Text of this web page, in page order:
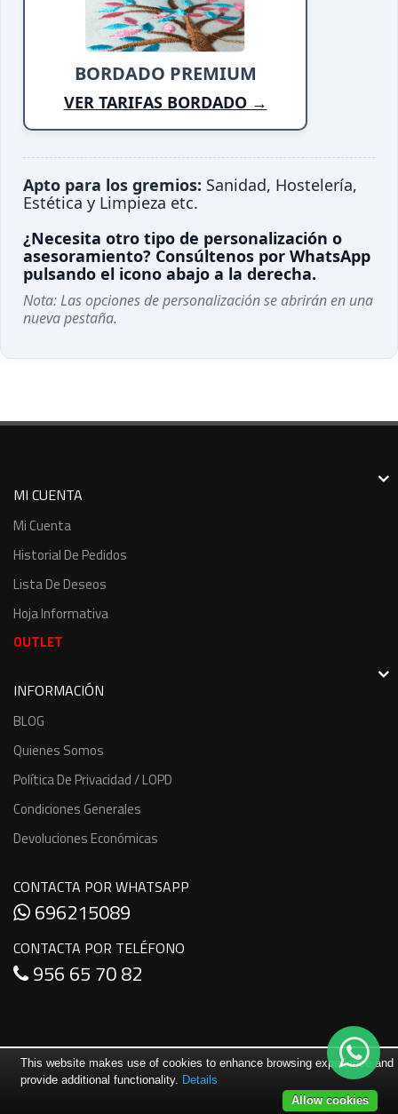
BORDADO PREMIUM
VER TARIFAS BORDADO →
Apto para los gremios: Sanidad, Hostelería,
Estética y Limpieza etc.
¿Necesita otro tipo de personalización o
asesoramiento? Consúltenos por WhatsApp
pulsando el icono abajo a la derecha.
Nota: Las opciones de personalización se abrirán en una
nueva pestaña.
MI CUENTA
Mi Cuenta
Historial De Pedidos
Lista De Deseos
Hoja Informativa
OUTLET
INFORMACIÓN
BLOG
Quienes Somos
Política De Privacidad / LOPD
Condiciones Generales
Devoluciones Económicas
CONTACTA POR WHATSAPP
696215089
CONTACTA POR TELÉFONO
956 65 70 82
This website makes use of cookies to enhance browsing experience and
provide additional functionality. Details
Allow cookies